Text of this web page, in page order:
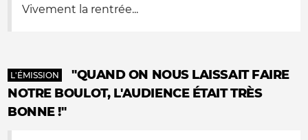
Vivement la rentrée...
L'ÉMISSION
"QUAND ON NOUS LAISSAIT FAIRE
NOTRE BOULOT, L'AUDIENCE ÉTAIT TRÈS
BONNE !"